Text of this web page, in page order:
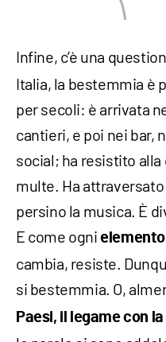
Infine, c’è una
Italia, la bestemmia è
per secoli: è arrivata
cantieri, e poi nei bar,
social; ha resistito
multe. Ha
persino la musica. È
E come ogni
cambia, resiste.
si bestemmia. O,
Paesi, il legame con